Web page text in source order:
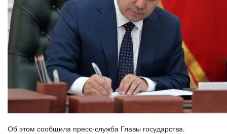
Об этом сообщила пресс-служба Главы государства.